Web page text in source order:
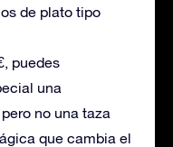
de plato tipo
puedes
una
no una taza
que cambia el